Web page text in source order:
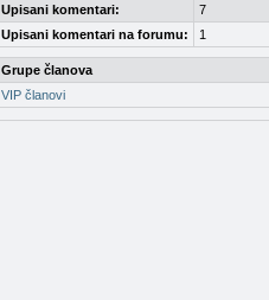
Upisani komentari:
7
Upisani komentari na forumu:
1
Grupe članova
VIP članovi